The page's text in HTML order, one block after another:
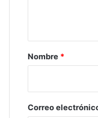
r
*
Nombre *
Correo